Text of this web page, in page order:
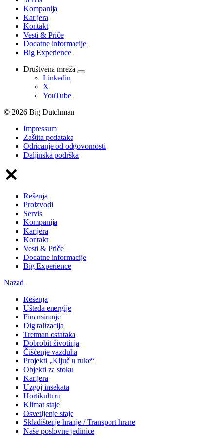
Kompanija
Karijera
Kontakt
Vesti & Priče
Dodatne informacije
Big Experience
Društvena mreža
Linkedin
X
YouTube
© 2026 Big Dutchman
Impressum
Zaštita podataka
Odricanje od odgovornosti
Daljinska podrška
Rešenja
Proizvodi
Servis
Kompanija
Karijera
Kontakt
Vesti & Priče
Dodatne informacije
Big Experience
Nazad
Rešenja
Ušteda energije
Finansiranje
Digitalizacija
Tretman ostataka
Dobrobit životinja
Čišćenje vazduha
Projekti „Ključ u ruke“
Objekti za stoku
Karijera
Uzgoj insekata
Hortikultura
Klimat staje
Osvetljenje staje
Skladištenje hranje / Transport hrane
Naše poslovne jedinice